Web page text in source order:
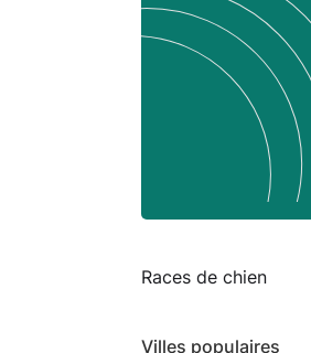
Races de chien
Villes populaires